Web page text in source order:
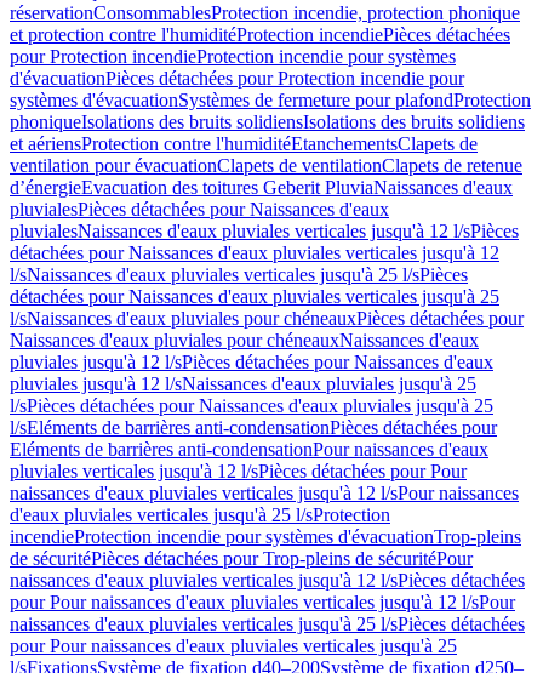
réservationConsommablesProtection incendie, protection phonique
et protection contre l'humiditéProtection incendiePièces détachées
pour Protection incendieProtection incendie pour systèmes
d'évacuationPièces détachées pour Protection incendie pour
systèmes d'évacuationSystèmes de fermeture pour plafondProtection
phoniqueIsolations des bruits solidiensIsolations des bruits solidiens
et aériensProtection contre l'humiditéEtanchementsClapets de
ventilation pour évacuationClapets de ventilationClapets de retenue
d’énergieEvacuation des toitures Geberit PluviaNaissances d'eaux
pluvialesPièces détachées pour Naissances d'eaux
pluvialesNaissances d'eaux pluviales verticales jusqu'à 12 l/sPièces
détachées pour Naissances d'eaux pluviales verticales jusqu'à 12
l/sNaissances d'eaux pluviales verticales jusqu'à 25 l/sPièces
détachées pour Naissances d'eaux pluviales verticales jusqu'à 25
l/sNaissances d'eaux pluviales pour chéneauxPièces détachées pour
Naissances d'eaux pluviales pour chéneauxNaissances d'eaux
pluviales jusqu'à 12 l/sPièces détachées pour Naissances d'eaux
pluviales jusqu'à 12 l/sNaissances d'eaux pluviales jusqu'à 25
l/sPièces détachées pour Naissances d'eaux pluviales jusqu'à 25
l/sEléments de barrières anti-condensationPièces détachées pour
Eléments de barrières anti-condensationPour naissances d'eaux
pluviales verticales jusqu'à 12 l/sPièces détachées pour Pour
naissances d'eaux pluviales verticales jusqu'à 12 l/sPour naissances
d'eaux pluviales verticales jusqu'à 25 l/sProtection
incendieProtection incendie pour systèmes d'évacuationTrop-pleins
de sécuritéPièces détachées pour Trop-pleins de sécuritéPour
naissances d'eaux pluviales verticales jusqu'à 12 l/sPièces détachées
pour Pour naissances d'eaux pluviales verticales jusqu'à 12 l/sPour
naissances d'eaux pluviales verticales jusqu'à 25 l/sPièces détachées
pour Pour naissances d'eaux pluviales verticales jusqu'à 25
l/sFixationsSystème de fixation d40–200Système de fixation d250–